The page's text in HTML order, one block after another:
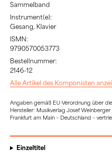
Sammelband
Instrument(e):
Gesang, Klavier
ISMN:
9790570053773
Bestellnummer:
2146-12
Alle Artikel des Komponisten
Angaben gemäß EU-Verordnung über
Hersteller: Musikverlag Josef
Frankfurt am Main – Deutschland –
Einzeltitel